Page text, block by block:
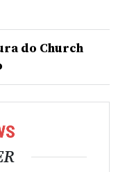
do Church